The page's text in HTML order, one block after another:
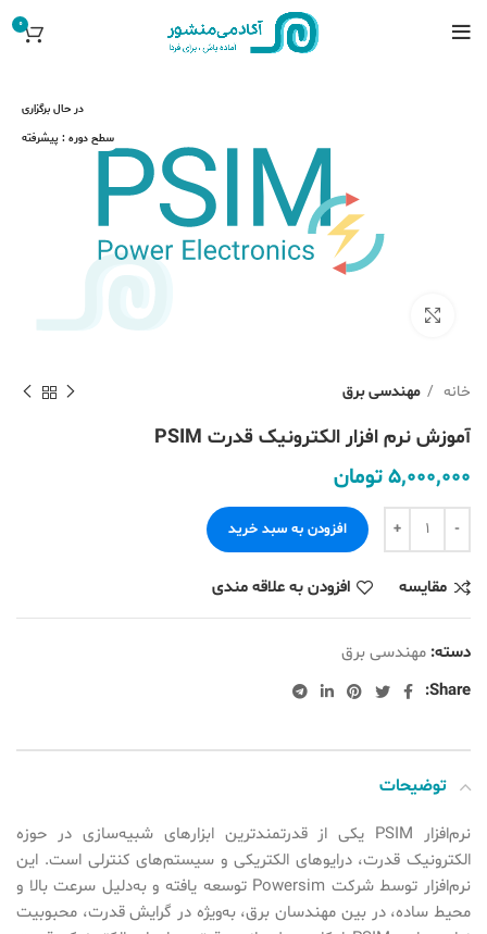
0
در حال برگزاری
سطح دوره : پیشرفته
خانه مهندسی برق
آموزش نرم افزار الکترونیک قدرت PSIM
5,000,000تومان
افزودن به سبد خرید
مقایسه افزودن به علاقه مندی
دسته: مهندسی برق
Share:
توضیحات
نرم‌افزار PSIM یکی از قدرتمندترین ابزارهای شبیه‌سازی در حوزه
الکترونیک قدرت، درایوهای الکتریکی و سیستم‌های کنترلی است. این
نرم‌افزار توسط شرکت Powersim توسعه یافته و به‌دلیل سرعت بالا و
محیط ساده، در بین مهندسان برق، به‌ویژه در گرایش قدرت، محبوبیت